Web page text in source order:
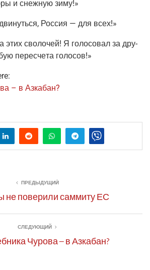
и снеж­ную зиму!»
Рос­сия — для всех!»
этих сво­ло­чей! Я голо­со­вал за дру­
пере­сче­та голосов!»
– в Азкабан?
ПРЕДЫДУЩИЙ
не поверили саммиту ЕС
СЛЕДУЮЩИЙ
Чурова – в Азкабан?